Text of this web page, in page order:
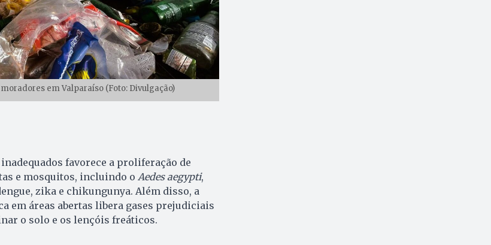
em Valparaíso (Foto: Divulgação)
favorece a proliferação de
e mosquitos, incluindo o Aedes aegypti,
zika e chikungunya. Além disso, a
em áreas abertas libera gases prejudiciais
o solo e os lençóis freáticos.